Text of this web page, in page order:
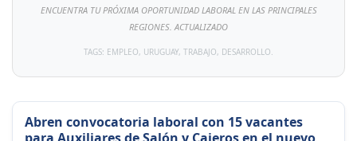
ENCUENTRA TU PRÓXIMA OPORTUNIDAD LABORAL EN LAS PRINCIPALES
REGIONES. ACTUALIZADO
TAGS: EMPLEO, URUGUAY, TRABAJO, DESARROLLO.
Abren convocatoria laboral con 15 vacantes